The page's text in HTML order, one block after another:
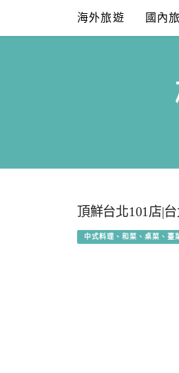
content
海外旅遊 國內
頂鮮台北101店|
中式料理、和菜、桌菜、臺